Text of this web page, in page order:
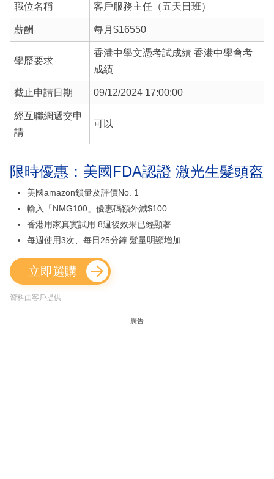
職位名稱 客戶服務主任（五天日班）
薪酬 每月$16550
學歷要求
香港中學文憑考試成績 香港中學會考
成績
截止申請日期 09/12/2024 17:00:00
經互聯網遞交申
請
可以
限時優惠：美國FDA認證 激光生髮頭盔
美國amazon鎖量及評價No. 1
輸入「NMG100」優惠碼額外減$100
香港用家真實試用 8週後效果已經顯著
每週使用3次、每日25分鐘 髮量明顯增加
立即選購
資料由客戶提供
廣告